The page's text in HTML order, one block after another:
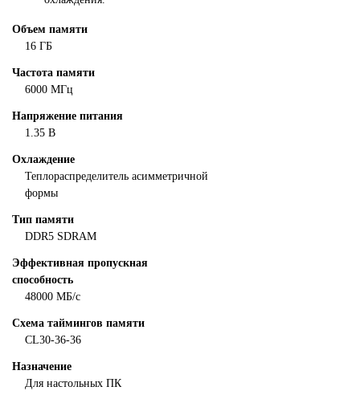
Объем памяти
16 ГБ
Частота памяти
6000 МГц
Напряжение питания
1.35 В
Охлаждение
Теплораспределитель асимметричной
формы
Тип памяти
DDR5 SDRAM
Эффективная пропускная
способность
48000 МБ/с
Схема таймингов памяти
CL30-36-36
Назначение
Для настольных ПК